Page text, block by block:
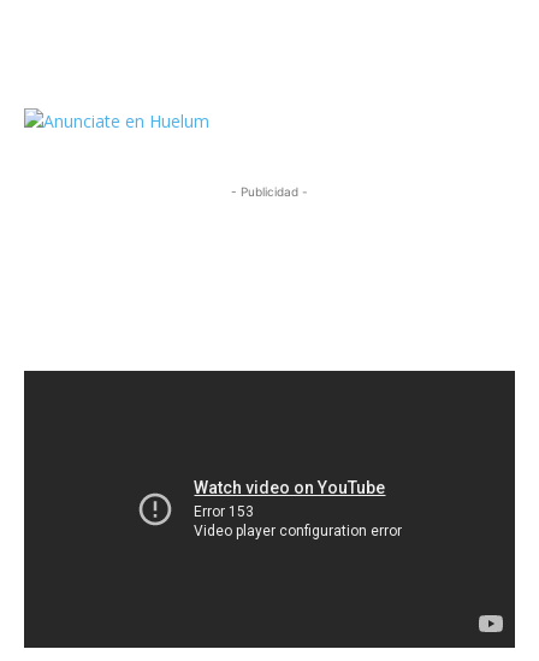
- Publicidad -